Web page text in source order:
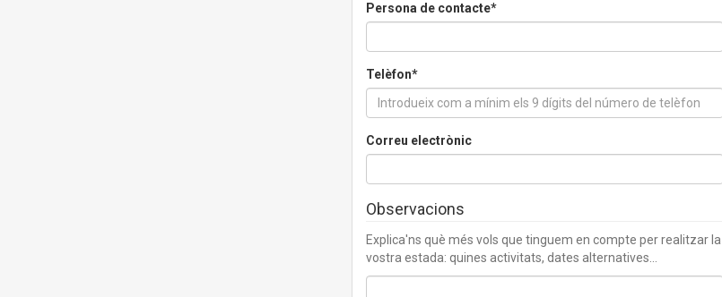
Persona de contacte*
Telèfon*
Correu electrònic
Observacions
Explica'ns què més vols que tinguem en compte per realitzar la
vostra estada: quines activitats, dates alternatives...